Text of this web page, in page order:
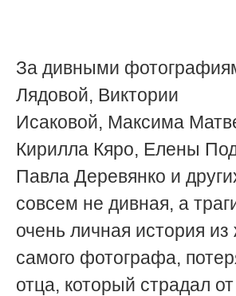
За дивными
Лядовой, Виктории
Исаковой, Максима
Кирилла Кяро, Елены
Павла Деревянко и
совсем не дивная, а
очень личная история из
самого фотографа,
отца, который страдал